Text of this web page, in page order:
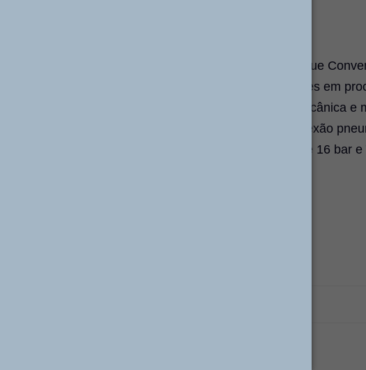
de Pressão Mecânico, pré ajustado manualmente, que
elétrico, para Segurança, Sequência e outras operações em
corpo metálico monobloco, tem grande resistência mecânica e
com o mínimo de componentes. Disponível com conexão
(um NA e outro NF), permite leitura de Pressão de até 16 bar e
250 Vca) 0,03 A
250 Vcc)